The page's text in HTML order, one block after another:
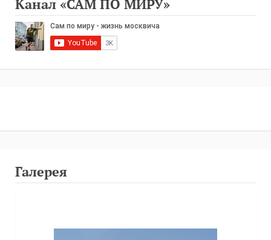
Канал «САМ ПО МИРУ»
Галерея